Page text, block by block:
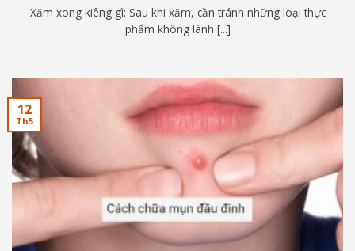
Xăm xong kiêng gì: Sau khi xăm, cần tránh những loại thực
phẩm không lành [...]
12
Th5